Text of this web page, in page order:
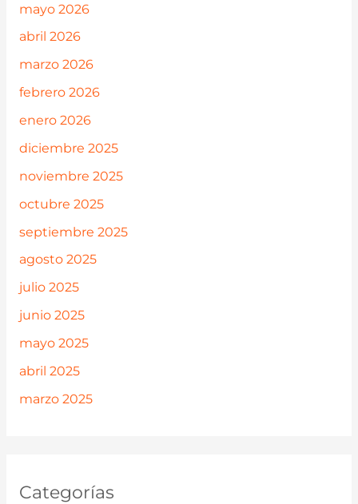
mayo 2026
abril 2026
marzo 2026
febrero 2026
enero 2026
diciembre 2025
noviembre 2025
octubre 2025
septiembre 2025
agosto 2025
julio 2025
junio 2025
mayo 2025
abril 2025
marzo 2025
Categorías